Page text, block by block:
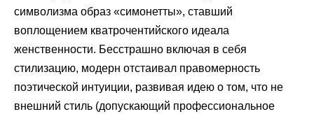
символизма образ «симонетты», ставший
воплощением кватрочентийского идеала
женственности. Бесстрашно включая в себя
стилизацию, модерн отстаивал правомерность
поэтической интуиции, развивая идею о том, что не
внешний стиль (допускающий профессиональное